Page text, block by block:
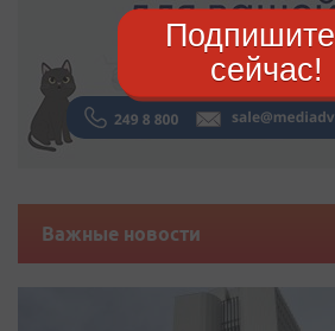
Важные новости
сейчас!